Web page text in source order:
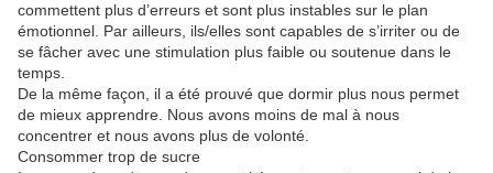
commettent plus d’erreurs et sont plus instables sur le plan
émotionnel. Par ailleurs, ils/elles sont capables de s’irriter ou de
se fâcher avec une stimulation plus faible ou soutenue dans le
temps.
De la même façon, il a été prouvé que dormir plus nous permet
de mieux apprendre. Nous avons moins de mal à nous
concentrer et nous avons plus de volonté.
Consommer trop de sucre